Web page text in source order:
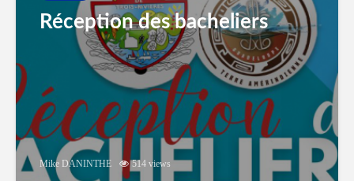
Réception des bacheliers
Mike DANINTHE 514 views